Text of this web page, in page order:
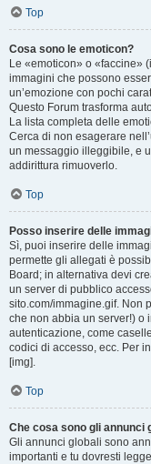
Top
Cosa sono le emoticon?
Le «emoticon» o «faccine»
immagini che possono
un’emozione con pochi
Questo Forum trasforma
La lista completa delle
Cerca di non esagerare
un messaggio illeggibile, e
addirittura rimuoverlo.
Top
Posso inserire delle
Sì, puoi inserire delle
permette gli allegati è
Board; in alternativa devi
un server di pubblico
sito.com/immagine.gif. Non
che non abbia un server!) o
autenticazione, come
codici di accesso, ecc. Per
[img].
Top
Che cosa sono gli annunci
Gli annunci globali sono
importanti e tu dovresti